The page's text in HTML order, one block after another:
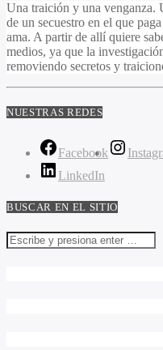
Una traición y una venganza.
de un secuestro en el que
ama. A partir de allí quiere
medios, ya que la
removiendo secretos y
NUESTRAS REDES
Facebook
LinkedIn
BUSCAR EN EL SITIO